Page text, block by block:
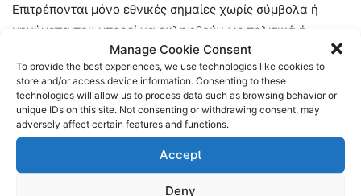
Manage Cookie Consent
To provide the best experiences, we use technologies like cookies to
store and/or access device information. Consenting to these
technologies will allow us to process data such as browsing behavior or
unique IDs on this site. Not consenting or withdrawing consent, may
adversely affect certain features and functions.
Accept
Deny
Επιτρέπονται μόνο εθνικές σημαίες χωρίς σύμβολα ή
μηνύματα που μπορεί να εκληφθούν ως πολιτικά ή
προκλητικά από τις αρμόδιες αρχές.
Φίλαθλοι χωρίς εισιτήριο δεν θα πρέπει να
προσεγγίσουν το γήπεδο.
Οδηγίες για τους εκδρομείς στο Βίγκο
first onPAOKFC.